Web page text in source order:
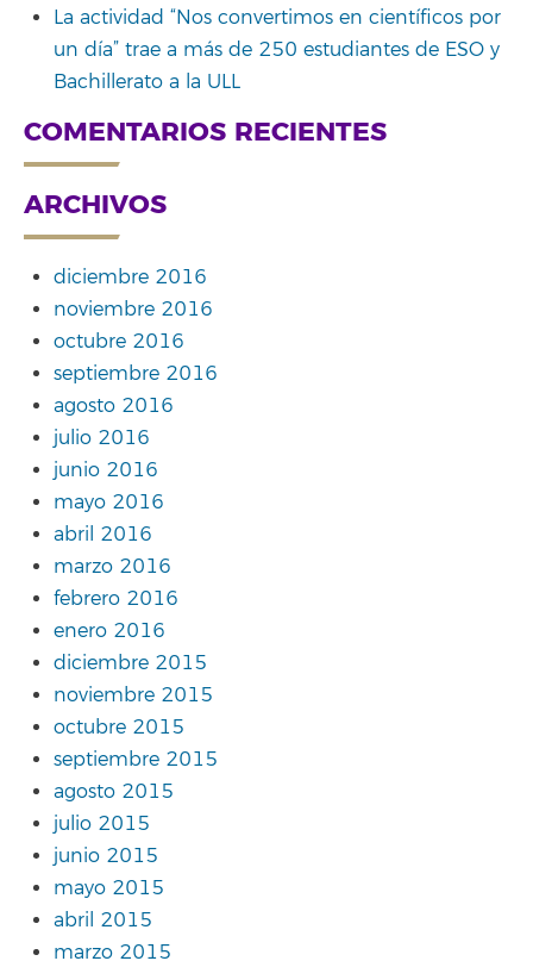
La actividad “Nos convertimos en científicos por
un día” trae a más de 250 estudiantes de ESO y
Bachillerato a la ULL
COMENTARIOS RECIENTES
ARCHIVOS
diciembre 2016
noviembre 2016
octubre 2016
septiembre 2016
agosto 2016
julio 2016
junio 2016
mayo 2016
abril 2016
marzo 2016
febrero 2016
enero 2016
diciembre 2015
noviembre 2015
octubre 2015
septiembre 2015
agosto 2015
julio 2015
junio 2015
mayo 2015
abril 2015
marzo 2015